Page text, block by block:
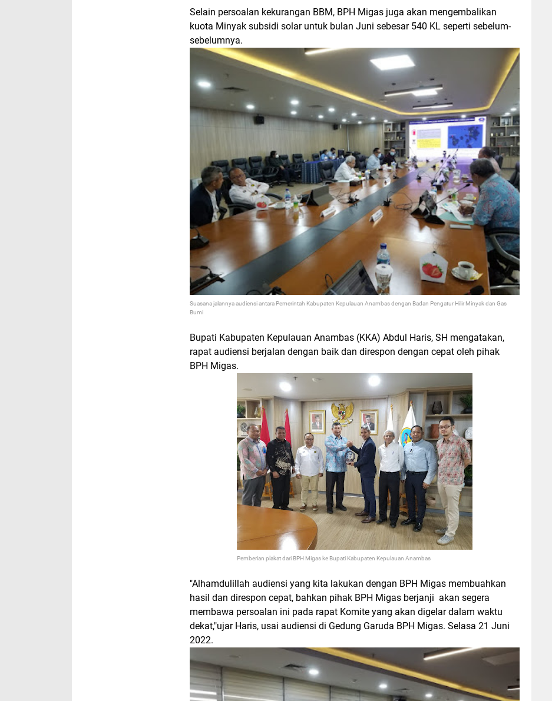
Selain persoalan kekurangan BBM, BPH Migas juga akan mengembalikan
kuota Minyak subsidi solar untuk bulan Juni sebesar 540 KL seperti sebelum-
sebelumnya.
Suasana jalannya audiensi antara Pemerintah Kabupaten Kepulauan Anambas dengan Badan Pengatur Hilir Minyak dan Gas
Bumi
Bupati Kabupaten Kepulauan Anambas (KKA) Abdul Haris, SH mengatakan,
rapat audiensi berjalan dengan baik dan direspon dengan cepat oleh pihak
BPH Migas.
Pemberian plakat dari BPH Migas ke Bupati Kabupaten Kepulauan Anambas
"Alhamdulillah audiensi yang kita lakukan dengan BPH Migas membuahkan
hasil dan direspon cepat, bahkan pihak BPH Migas berjanji akan segera
membawa persoalan ini pada rapat Komite yang akan digelar dalam waktu
dekat,"ujar Haris, usai audiensi di Gedung Garuda BPH Migas. Selasa 21 Juni
2022.